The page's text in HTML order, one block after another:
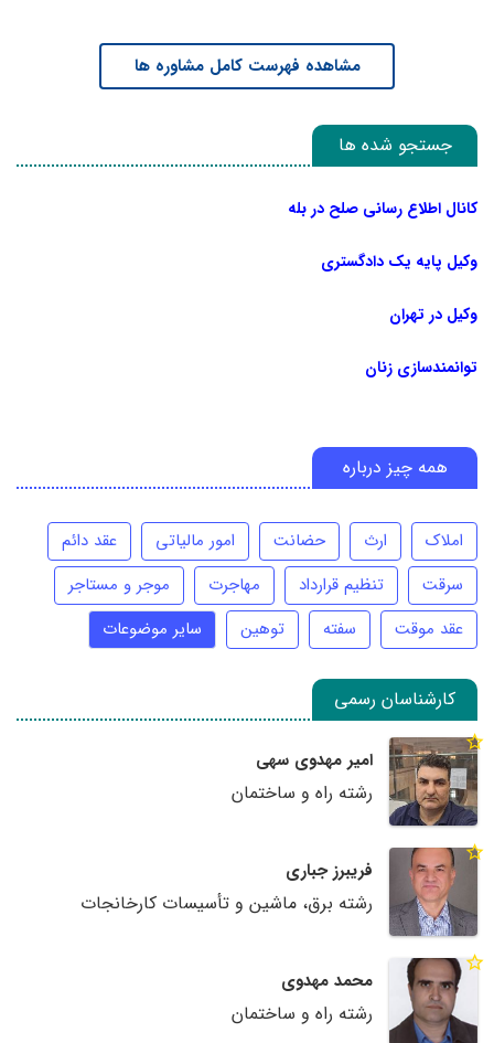
مشاهده فهرست کامل مشاوره ها
جستجو شده ها
کانال اطلاع رسانی صلح در بله
وکیل پایه یک دادگستری
وکیل در تهران
توانمندسازی زنان
همه چیز درباره
املاک ارث حضانت امور مالیاتی
عقد دائم
سرقت
تنظیم قرارداد مهاجرت
موجر و مستاجر
عقد موقت
سفته توهین سایر موضوعات
کارشناسان رسمی
امیر مهدوی سهی
رشته راه و ساختمان
فریبرز جباری
رشته برق، ماشین و تأسیسات کارخانجات
محمد مهدوی
رشته راه و ساختمان